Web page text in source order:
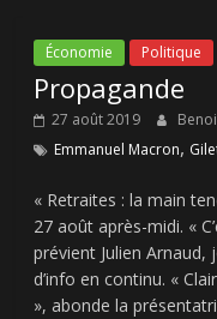
Économie Politique
Propagande
27 août 2019
Emmanuel Macron,
« Retraites : la main
27 août après-midi. «
prévient Julien
d’info en continu. «
», abonde la